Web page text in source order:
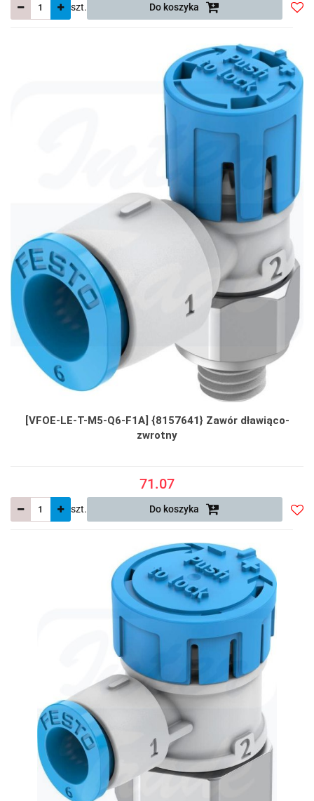
szt. Do koszyka
[VFOE-LE-T-M5-Q6-F1A] {8157641} Zawór dławiąco-
zwrotny
71.07
szt. Do koszyka